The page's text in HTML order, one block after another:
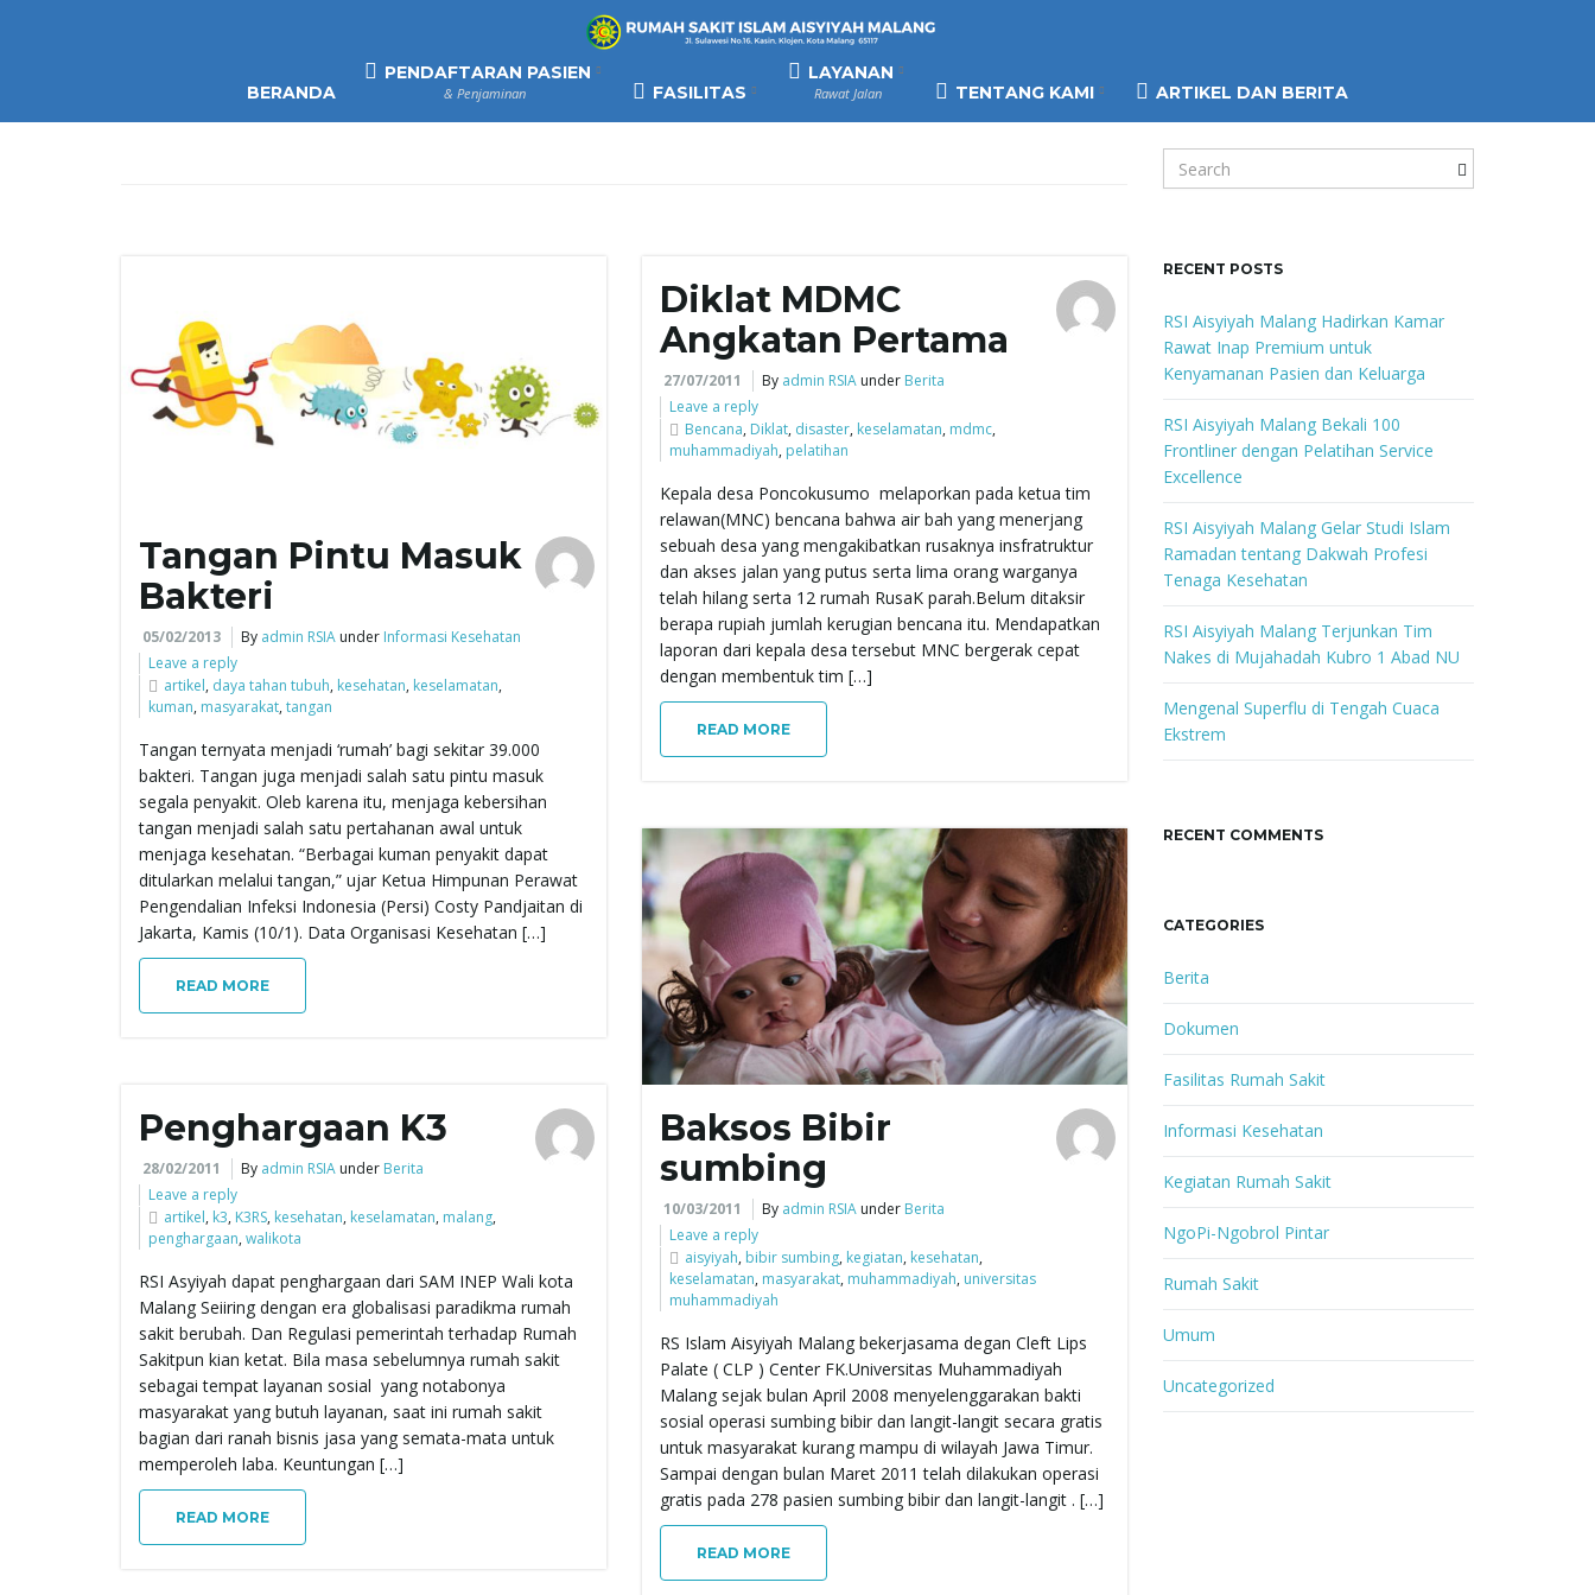
BERANDA
PENDAFTARAN PASIEN
& Penjaminan FASILITAS
LAYANAN
Rawat Jalan TENTANG KAMI ARTIKEL DAN BERITA
Tangan Pintu Masuk
Bakteri
05/02/2013 By admin RSIA under Informasi Kesehatan
Leave a reply
artikel, daya tahan tubuh, kesehatan, keselamatan,
kuman, masyarakat,tangan
Tangan ternyata menjadi ‘rumah’ bagi sekitar 39.000
bakteri. Tangan juga menjadi salah satu pintu masuk
segala penyakit. Oleb karena itu, menjaga kebersihan
tangan menjadi salah satu pertahanan awal untuk
menjaga kesehatan. “Berbagai kuman penyakit dapat
ditularkan melalui tangan,” ujar Ketua Himpunan Perawat
Pengendalian Infeksi Indonesia (Persi) Costy Pandjaitan di
Jakarta, Kamis (10/1). Data Organisasi Kesehatan […]
READ MORE
Diklat MDMC
Angkatan Pertama
27/07/2011 By admin RSIAunder Berita
Leave a reply
Bencana, Diklat, disaster, keselamatan, mdmc,
muhammadiyah, pelatihan
Kepala desa Poncokusumo melaporkan pada ketua tim
relawan(MNC) bencana bahwa air bah yang menerjang
sebuah desa yang mengakibatkan rusaknya insfratruktur
dan akses jalan yang putus serta lima orang warganya
telah hilang serta 12 rumah RusaK parah.Belum ditaksir
berapa rupiah jumlah kerugian bencana itu. Mendapatkan
laporan dari kepala desa tersebut MNC bergerak cepat
dengan membentuk tim […]
READ MORE
Baksos Bibir
sumbing
10/03/2011 By admin RSIAunder Berita
Leave a reply
aisyiyah, bibir sumbing, kegiatan, kesehatan,
keselamatan, masyarakat, muhammadiyah, universitas
muhammadiyah
RS Islam Aisyiyah Malang bekerjasama degan Cleft Lips
Palate ( CLP ) Center FK.Universitas Muhammadiyah
Malang sejak bulan April 2008 menyelenggarakan bakti
sosial operasi sumbing bibir dan langit-langit secara gratis
untuk masyarakat kurang mampu di wilayah Jawa Timur.
Sampai dengan bulan Maret 2011 telah dilakukan operasi
gratis pada 278 pasien sumbing bibir dan langit-langit . […]
READ MORE
Penghargaan K3
28/02/2011 By admin RSIA under Berita
Leave a reply
artikel, k3, K3RS, kesehatan, keselamatan, malang,
penghargaan,walikota
RSI Asyiyah dapat penghargaan dari SAM INEP Wali kota
Malang Seiiring dengan era globalisasi paradikma rumah
sakit berubah. Dan Regulasi pemerintah terhadap Rumah
Sakitpun kian ketat. Bila masa sebelumnya rumah sakit
sebagai tempat layanan sosial yang notabonya
masyarakat yang butuh layanan, saat ini rumah sakit
bagian dari ranah bisnis jasa yang semata-mata untuk
memperoleh laba. Keuntungan […]
READ MORE
e
c
k
e
y
w
o
r
d
RECENT POSTS
RSI Aisyiyah Malang Hadirkan Kamar
Rawat Inap Premium untuk
Kenyamanan Pasien dan Keluarga
RSI Aisyiyah Malang Bekali 100
Frontliner dengan Pelatihan Service
Excellence
RSI Aisyiyah Malang Gelar Studi Islam
Ramadan tentang Dakwah Profesi
Tenaga Kesehatan
RSI Aisyiyah Malang Terjunkan Tim
Nakes di Mujahadah Kubro 1 Abad NU
Mengenal Superflu di Tengah Cuaca
Ekstrem
RECENT COMMENTS
CATEGORIES
Berita
Dokumen
Fasilitas Rumah Sakit
Informasi Kesehatan
Kegiatan Rumah Sakit
NgoPi-Ngobrol Pintar
Rumah Sakit
Umum
Uncategorized